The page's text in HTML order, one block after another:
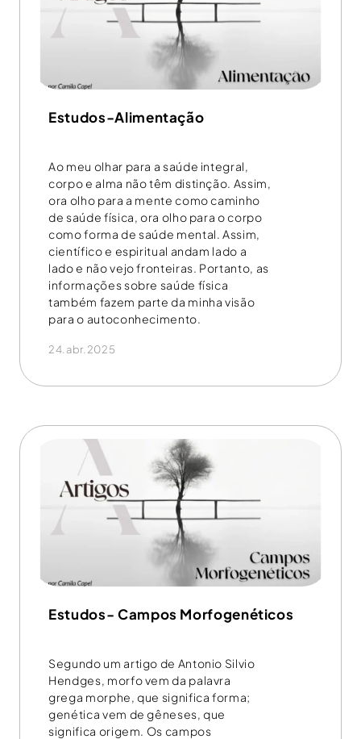
Estudos-Alimentação
Ao meu olhar para a saúde integral,
corpo e alma não têm distinção. Assim,
ora olho para a mente como caminho
de saúde física, ora olho para o corpo
como forma de saúde mental. Assim,
científico e espiritual andam lado a
lado e não vejo fronteiras. Portanto, as
informações sobre saúde física
também fazem parte da minha visão
para o autoconhecimento.
24.abr.2025
Estudos- Campos Morfogenéticos
Segundo um artigo de Antonio Silvio
Hendges, morfo vem da palavra
grega morphe, que significa forma;
genética vem de gêneses, que
significa origem. Os campos